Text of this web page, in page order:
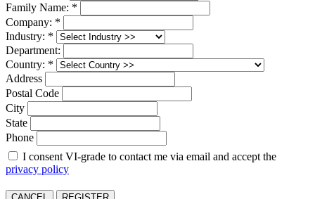
Family Name: *
Company: *
Industry: *
Department:
Country: *
Address
Postal Code
City
State
Phone
I consent VI-grade to contact me via email and accept the
privacy policy